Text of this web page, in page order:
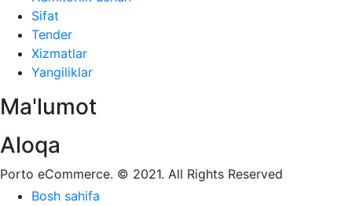
Sifat
Tender
Xizmatlar
Yangiliklar
Ma'lumot
Aloqa
Porto eCommerce. © 2021. All Rights Reserved
Bosh sahifa